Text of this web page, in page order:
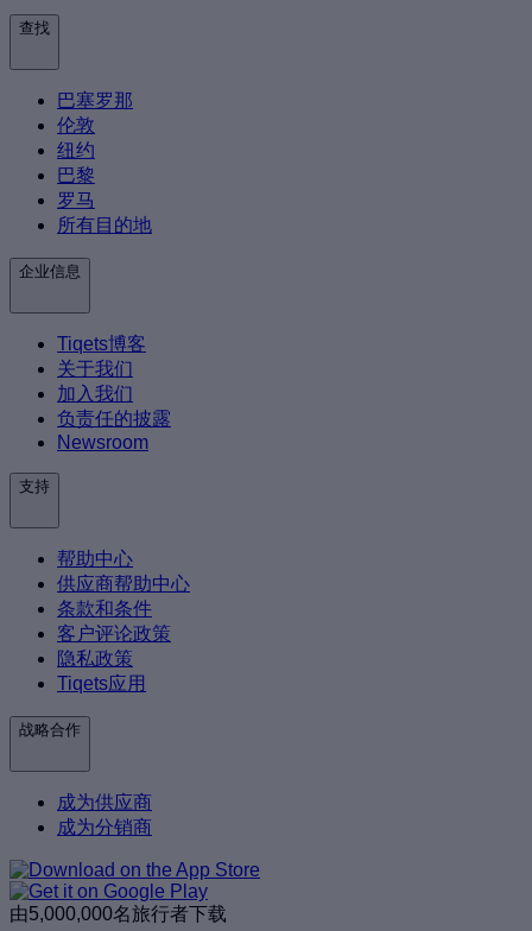
查找
巴塞罗那
伦敦
纽约
巴黎
罗马
所有目的地
企业信息
Tiqets博客
关于我们
加入我们
负责任的披露
Newsroom
支持
帮助中心
供应商帮助中心
条款和条件
客户评论政策
隐私政策
Tiqets应用
战略合作
成为供应商
成为分销商
由5,000,000名旅行者下载